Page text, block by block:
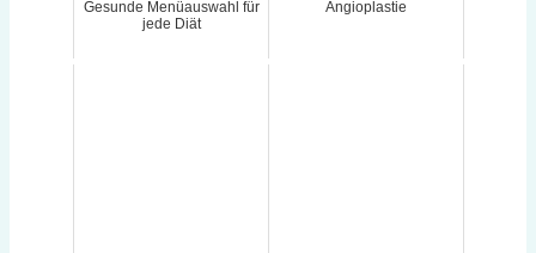
Gesunde Menüauswahl für
jede Diät
Angioplastie